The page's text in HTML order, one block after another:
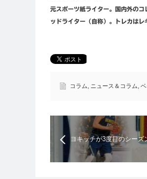
元スポーツ紙ライター。国内外の
ッドライター（自称）。トレカはレ
コラム, ニュース＆コラム,
ヨキッチが3度目のシー
は「ナショトレ」が28
ム/